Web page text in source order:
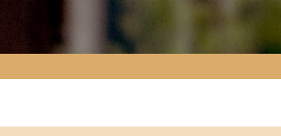
アポキルが効かない皮膚病